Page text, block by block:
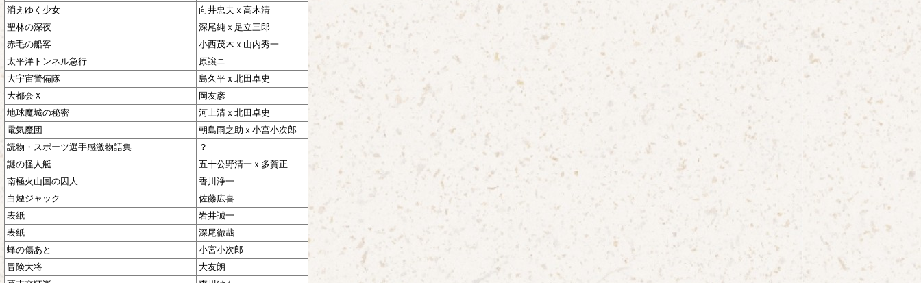
消えゆく少女
向井忠夫ｘ高木清
聖林の深夜
深尾純ｘ足立三郎
赤毛の船客
小西茂木ｘ山内秀一
太平洋トンネル急行
原譲ニ
大宇宙警備隊
島久平ｘ北田卓史
大都会Ｘ
岡友彦
地球魔城の秘密
河上清ｘ北田卓史
電気魔団
朝島雨之助ｘ小宮小次郎
読物・スポーツ選手感激物語集
？
謎の怪人艇
五十公野清一ｘ多賀正
南極火山国の囚人
香川浄一
白煙ジャック
佐藤広喜
表紙
岩井誠一
表紙
深尾徹哉
蜂の傷あと
小宮小次郎
冒険大将
大友朗